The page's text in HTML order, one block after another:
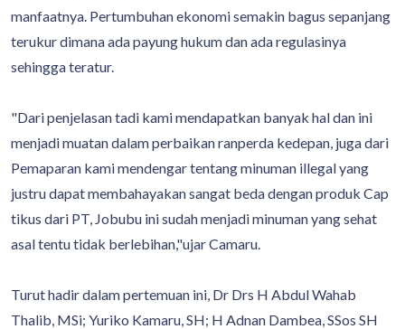
manfaatnya. Pertumbuhan ekonomi semakin bagus sepanjang
terukur dimana ada payung hukum dan ada regulasinya
sehingga teratur.
"Dari penjelasan tadi kami mendapatkan banyak hal dan ini
menjadi muatan dalam perbaikan ranperda kedepan, juga dari
Pemaparan kami mendengar tentang minuman illegal yang
justru dapat membahayakan sangat beda dengan produk Cap
tikus dari PT, Jobubu ini sudah menjadi minuman yang sehat
asal tentu tidak berlebihan,"ujar Camaru.
Turut hadir dalam pertemuan ini, Dr Drs H Abdul Wahab
Thalib, MSi; Yuriko Kamaru, SH; H Adnan Dambea, SSos SH